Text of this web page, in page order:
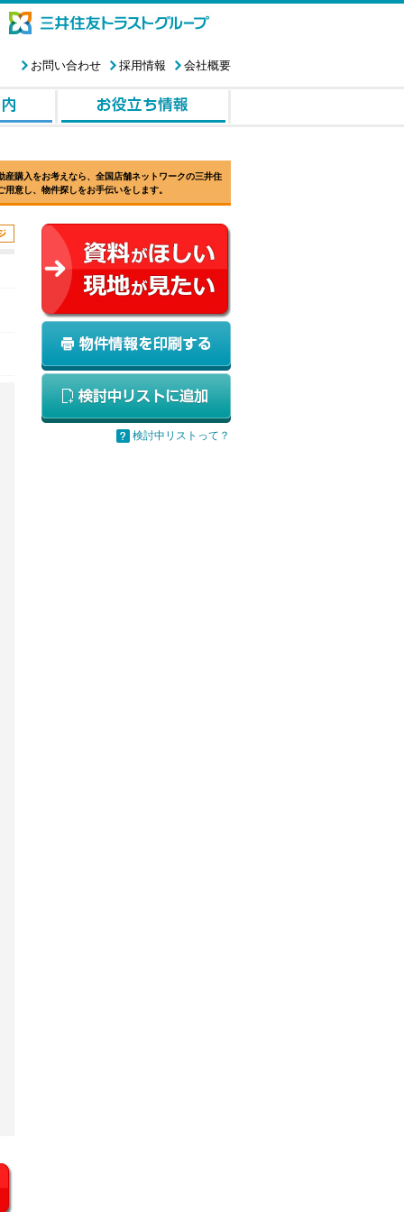
会社概要
採用情報
お問い合わせ
購入をお考えなら、全国店舗ネットワークの三井住
意し、物件探しをお手伝いをします。
検討中リストって？